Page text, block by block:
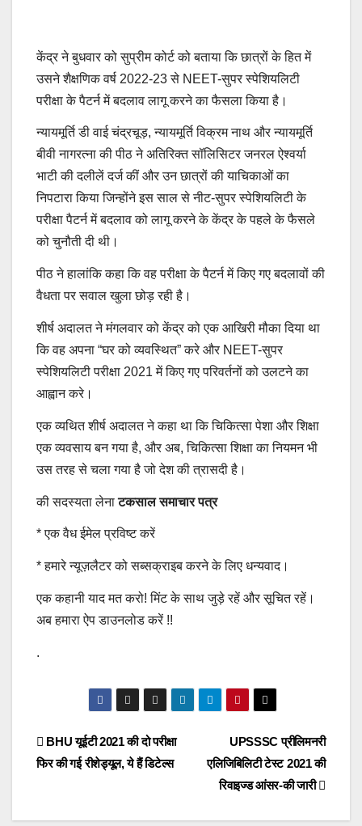
केंद्र ने बुधवार को सुप्रीम कोर्ट को बताया कि छात्रों के हित में
उसने शैक्षणिक वर्ष 2022-23 से NEET-सुपर स्पेशियलिटी
परीक्षा के पैटर्न में बदलाव लागू करने का फैसला किया है।
न्यायमूर्ति डी वाई चंद्रचूड़, न्यायमूर्ति विक्रम नाथ और न्यायमूर्ति
बीवी नागरत्ना की पीठ ने अतिरिक्त सॉलिसिटर जनरल ऐश्वर्या
भाटी की दलीलें दर्ज कीं और उन छात्रों की याचिकाओं का
निपटारा किया जिन्होंने इस साल से नीट-सुपर स्पेशियलिटी के
परीक्षा पैटर्न में बदलाव को लागू करने के केंद्र के पहले के फैसले
को चुनौती दी थी।
पीठ ने हालांकि कहा कि वह परीक्षा के पैटर्न में किए गए बदलावों की
वैधता पर सवाल खुला छोड़ रही है।
शीर्ष अदालत ने मंगलवार को केंद्र को एक आखिरी मौका दिया था
कि वह अपना “घर को व्यवस्थित” करे और NEET-सुपर
स्पेशियलिटी परीक्षा 2021 में किए गए परिवर्तनों को उलटने का
आह्वान करे।
एक व्यथित शीर्ष अदालत ने कहा था कि चिकित्सा पेशा और शिक्षा
एक व्यवसाय बन गया है, और अब, चिकित्सा शिक्षा का नियमन भी
उस तरह से चला गया है जो देश की त्रासदी है।
की सदस्यता लेनाटकसाल समाचार पत्र
*एक वैध ईमेल प्रविष्ट करें
*हमारे न्यूज़लैटर को सब्सक्राइब करने के लिए धन्यवाद।
एक कहानी याद मत करो! मिंट के साथ जुड़े रहें और सूचित रहें।
अब हमारा ऐप डाउनलोड करें !!
.
Post
navigation
UPSSSC प्रीलिमनरी
एलिजिबिलिटी टेस्ट 2021 की
रिवाइज्ड आंसर-की जारी
BHU यूईटी 2021 की दो परीक्षा
फिर की गई रीशेड्यूल, ये हैं डिटेल्स